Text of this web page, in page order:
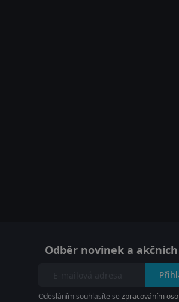
Odběr novinek a
Odesláním souhlasíte se zpracováním